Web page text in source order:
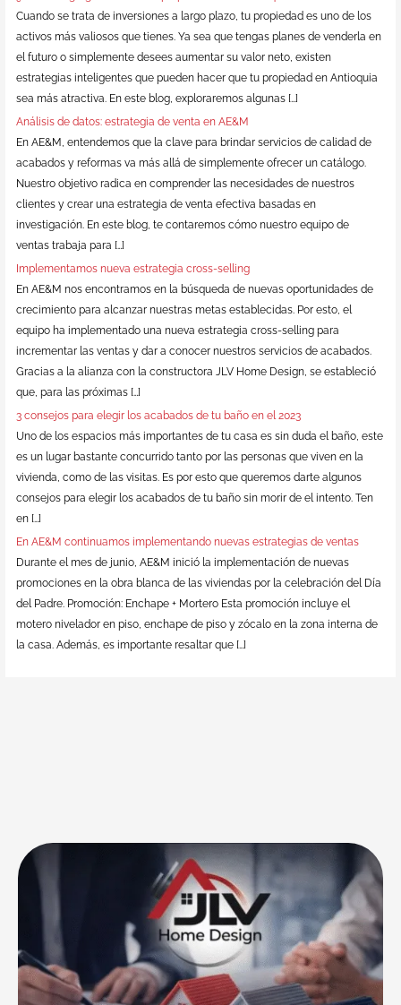
Cuando se trata de inversiones a largo plazo, tu propiedad es uno de los
activos más valiosos que tienes. Ya sea que tengas planes de venderla en
el futuro o simplemente desees aumentar su valor neto, existen
estrategias inteligentes que pueden hacer que tu propiedad en Antioquia
sea más atractiva. En este blog, exploraremos algunas […]
Análisis de datos: estrategia de venta en AE&M
En AE&M, entendemos que la clave para brindar servicios de calidad de
acabados y reformas va más allá de simplemente ofrecer un catálogo.
Nuestro objetivo radica en comprender las necesidades de nuestros
clientes y crear una estrategia de venta efectiva basadas en
investigación. En este blog, te contaremos cómo nuestro equipo de
ventas trabaja para […]
Implementamos nueva estrategia cross-selling
En AE&M nos encontramos en la búsqueda de nuevas oportunidades de
crecimiento para alcanzar nuestras metas establecidas. Por esto, el
equipo ha implementado una nueva estrategia cross-selling para
incrementar las ventas y dar a conocer nuestros servicios de acabados.
Gracias a la alianza con la constructora JLV Home Design, se estableció
que, para las próximas […]
3 consejos para elegir los acabados de tu baño en el 2023
Uno de los espacios más importantes de tu casa es sin duda el baño, este
es un lugar bastante concurrido tanto por las personas que viven en la
vivienda, como de las visitas. Es por esto que queremos darte algunos
consejos para elegir los acabados de tu baño sin morir de el intento. Ten
en […]
En AE&M continuamos implementando nuevas estrategias de ventas
Durante el mes de junio, AE&M inició la implementación de nuevas
promociones en la obra blanca de las viviendas por la celebración del Día
del Padre. Promoción: Enchape + Mortero Esta promoción incluye el
motero nivelador en piso, enchape de piso y zócalo en la zona interna de
la casa. Además, es importante resaltar que […]